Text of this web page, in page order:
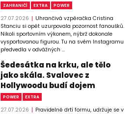
ZAHRANIČÍ EXTRA POWER
27.07.2026
Uhrančivá vzpěračka Cristina
Stanciu si opět uzurpovala pozornost fanoušků.
Nikoli sportovním výkonem, nýbrž dokonale
vysportovanou figurou. Tu na svém Instagramu
předvedla v odvážných ...
Šedesátka na krku, ale tělo
jako skála. Svalovec z
Hollywoodu budí dojem
POWER EXTRA
27.07.2026
Pravidelně drtí formu, udržuje se v